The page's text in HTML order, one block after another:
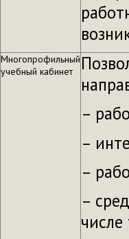
Многопрофильный
учебный кабинет
–
–
–
–